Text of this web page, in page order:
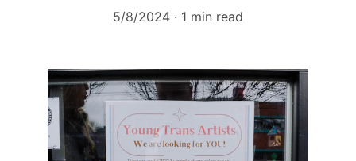
5/8/2024
1 min read